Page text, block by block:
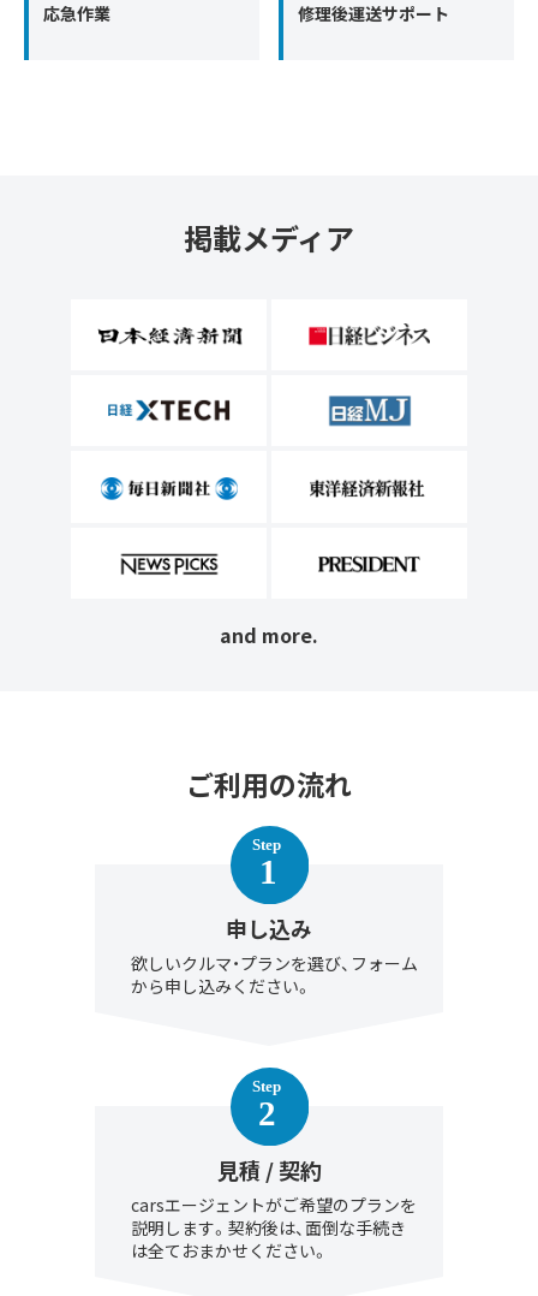
応急作業 修理後運送サポート
掲載メディア
and more.
ご利用の流れ
申し込み
欲しいクルマ・プランを選び、フォーム
から申し込みください。
見積 / 契約
carsエージェントがご希望のプランを
説明します。契約後は、面倒な手続き
は全ておまかせください。